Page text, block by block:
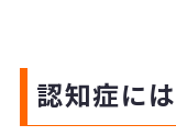
認知症に